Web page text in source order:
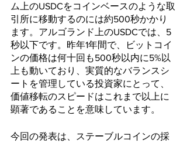
ム上のUSDCをコインベースのような取
引所に移動するのには約500秒かかり
ます。アルゴランド上のUSDCでは、5
秒以下です。昨年1年間で、ビットコイ
ンの価格は何十回も500秒以内に5%以
上も動いており、実質的なバランスシ
ートを管理している投資家にとって、
価値移転のスピードはこれまで以上に
顕著であることを意味しています。
今回の発表は、ステーブルコインの採